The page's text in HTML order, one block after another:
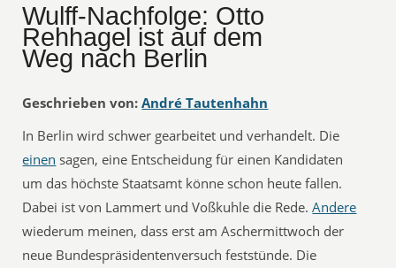
Wulff-Nachfolge: Otto
Rehhagel ist auf dem
Weg nach Berlin
Geschrieben von: André Tautenhahn
In Berlin wird schwer gearbeitet und verhandelt. Die
einen sagen, eine Entscheidung für einen Kandidaten
um das höchste Staatsamt könne schon heute fallen.
Dabei ist von Lammert und Voßkuhle die Rede.Andere
wiederum meinen, dass erst am Aschermittwoch der
neue Bundespräsidentenversuch feststünde. Die